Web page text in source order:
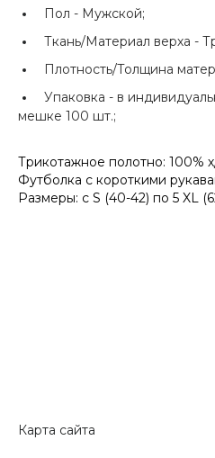
Пол - Мужской;
Ткань/Материал верха -
Плотность/Толщина
Упаковка - в
мешке 100 шт.;
Трикотажное полотно: 100%
Футболка с короткими
Размеры: с S (40-42) по 5 XL
Карта сайта